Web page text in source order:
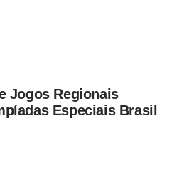
Jogos Regionais
Especiais Brasil